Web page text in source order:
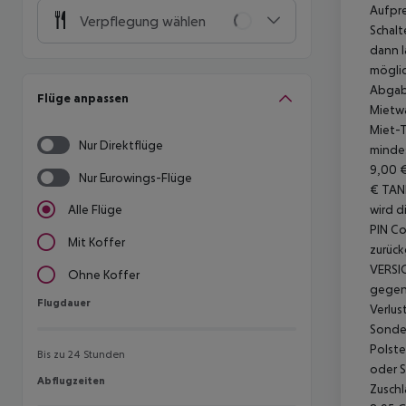
Verpflegung wählen
Flüge anpassen
Nur Direktflüge
Nur Eurowings-Flüge
Alle Flüge
Mit Koffer
Ohne Koffer
Flugdauer
Flugdauer
Bis zu 24 Stunden
Abflugzeiten
Abflugzeiten
dann
Miet-
9,00
€
wird
PIN
oder